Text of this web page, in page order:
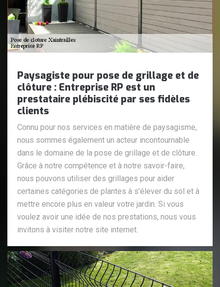
Paysagiste pour pose de grillage et de
clôture : Entreprise RP est un
prestataire plébiscité par ses fidèles
clients
Connu pour nos services en matière de paysagisme,
nous sommes également un acteur incontournable
dans le domaine de la pose de grillage et de clôture.
Grâce à notre compétence et à notre savoir-faire,
nous pouvons utiliser des grillages pour aider
certaines catégories de plantes à s’élever du sol et à
mettre encore plus en valeur votre jardin. Si vous
voulez avoir une idée de nos prestations, nous vous
invitons à visiter notre site internet.